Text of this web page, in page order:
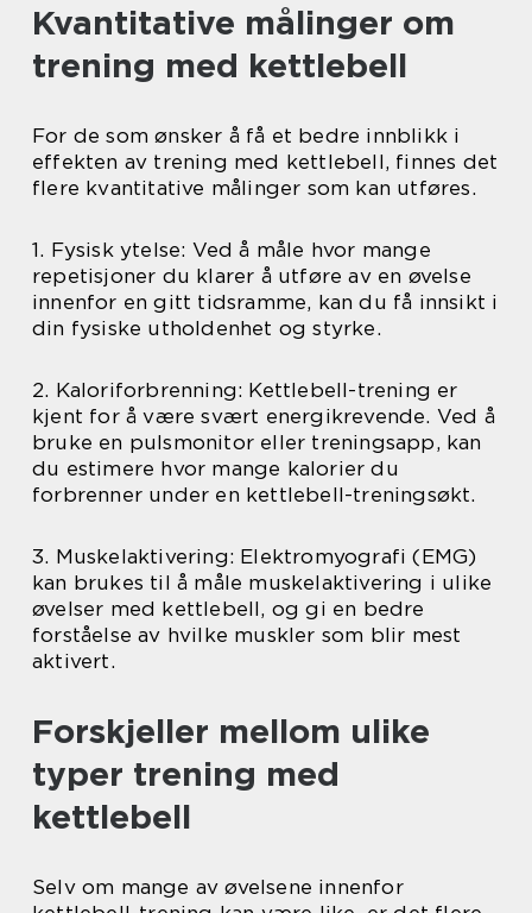
Kvantitative målinger om
trening med kettlebell
For de som ønsker å få et bedre innblikk i
effekten av trening med kettlebell, finnes det
flere kvantitative målinger som kan utføres.
1. Fysisk ytelse: Ved å måle hvor mange
repetisjoner du klarer å utføre av en øvelse
innenfor en gitt tidsramme, kan du få innsikt i
din fysiske utholdenhet og styrke.
2. Kaloriforbrenning: Kettlebell-trening er
kjent for å være svært energikrevende. Ved å
bruke en pulsmonitor eller treningsapp, kan
du estimere hvor mange kalorier du
forbrenner under en kettlebell-treningsøkt.
3. Muskelaktivering: Elektromyografi (EMG)
kan brukes til å måle muskelaktivering i ulike
øvelser med kettlebell, og gi en bedre
forståelse av hvilke muskler som blir mest
aktivert.
Forskjeller mellom ulike
typer trening med
kettlebell
Selv om mange av øvelsene innenfor